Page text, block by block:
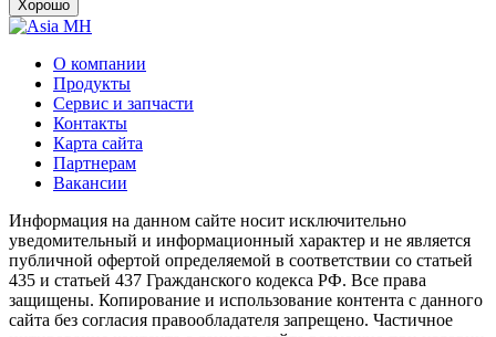
Хорошо
О компании
Продукты
Сервис и запчасти
Контакты
Карта сайта
Партнерам
Вакансии
Информация на данном сайте носит исключительно
уведомительный и информационный характер и не является
публичной офертой определяемой в соответствии со статьей
435 и статьей 437 Гражданского кодекса РФ. Все права
защищены. Копирование и использование контента с данного
сайта без согласия правообладателя запрещено. Частичное